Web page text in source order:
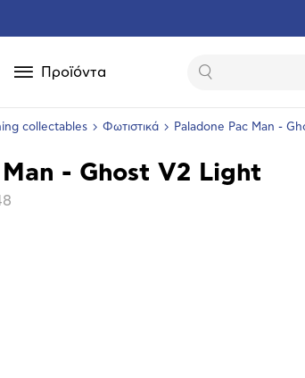
Προϊόντα Αναζήτηση
collectables Φωτιστικά Paladone Pac Man -
Man - Ghost V2 Light